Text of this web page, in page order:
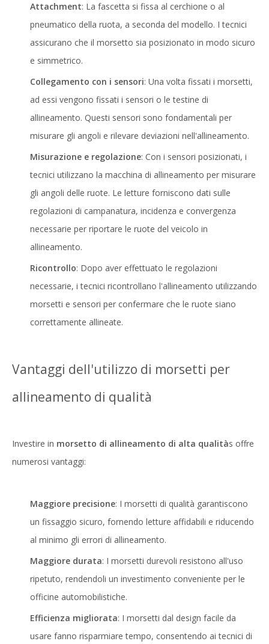
Attachment: La fascetta si fissa al cerchione o al
pneumatico della ruota, a seconda del modello. I tecnici
assicurano che il morsetto sia posizionato in modo sicuro
e simmetrico.
Collegamento con i sensori: Una volta fissati i morsetti,
ad essi vengono fissati i sensori o le testine di
allineamento. Questi sensori sono fondamentali per
misurare gli angoli e rilevare deviazioni nell'allineamento.
Misurazione e regolazione: Con i sensori posizionati, i
tecnici utilizzano la macchina di allineamento per misurare
gli angoli delle ruote. Le letture forniscono dati sulle
regolazioni di campanatura, incidenza e convergenza
necessarie per riportare le ruote del veicolo in
allineamento.
Ricontrollo: Dopo aver effettuato le regolazioni
necessarie, i tecnici ricontrollano l'allineamento utilizzando
morsetti e sensori per confermare che le ruote siano
correttamente allineate.
Vantaggi dell'utilizzo di morsetti per
allineamento di qualità
Investire in morsetto di allineamento di alta qualitàs offre
numerosi vantaggi:
Maggiore precisione: I morsetti di qualità garantiscono
un fissaggio sicuro, fornendo letture affidabili e riducendo
al minimo gli errori di allineamento.
Maggiore durata: I morsetti durevoli resistono all'uso
ripetuto, rendendoli un investimento conveniente per le
officine automobilistiche.
Efficienza migliorata: I morsetti dal design facile da
usare fanno risparmiare tempo, consentendo ai tecnici di